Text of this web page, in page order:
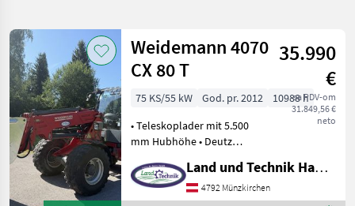
Weidemann 4070
CX 80 T
35.990
€
sa PDV-om
31.849,56 €
neto
75 KS/55 kW God. pr. 2012
10988 h
• Teleskoplader mit 5.500
mm Hubhöhe • Deutz
hydrostatischer Antrieb •
Kabine mit Heizung &
Land und Technik HandelsgesmbH
4792 Münzkirchen